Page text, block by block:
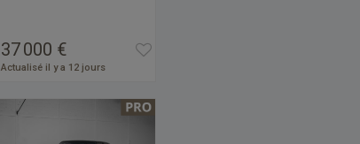
37 000 €
Actualisé il y a 12 jours